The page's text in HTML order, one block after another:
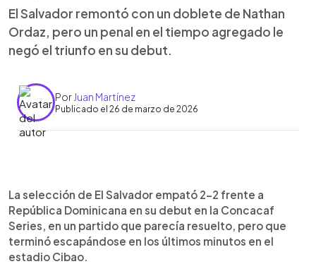
El Salvador remontó con un doblete de Nathan
Ordaz, pero un penal en el tiempo agregado le
negó el triunfo en su debut.
Por Juan Martínez
Publicado el 26 de marzo de 2026
Escuchar artículo
El Salvador empató 2-2 ante República
Dominicana en su debut en la Concacaf Series, en
un partido que dejó escapar en los últimos
minutos. Los caribeños se adelantaron con gol de
Júnior Firpo, pero la Selecta reaccionó en el
La selección de El Salvador empató 2-2 frente a
República Dominicana en su debut en la Concacaf
Series, en un partido que parecía resuelto, pero que
terminó escapándose en los últimos minutos en el
estadio Cibao.